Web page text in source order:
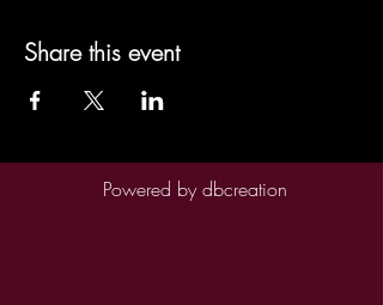
Share this event
Powered bydbcreation